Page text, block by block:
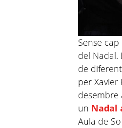
Sense
del Nadal.
de
per Xavier
desembre
un Nadal
Aula de